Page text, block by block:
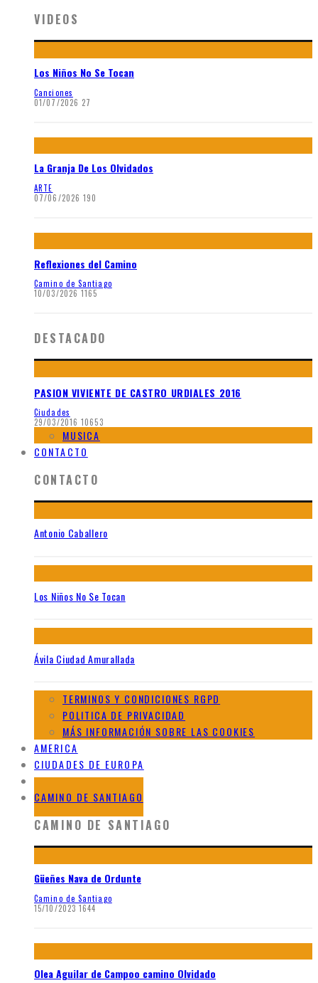
VIDEOS
Los Niños No Se Tocan
Canciones
01/07/2026 27
La Granja De Los Olvidados
ARTE
07/06/2026 190
Reflexiones del Camino
Camino de Santiago
10/03/2026 1165
DESTACADO
PASION VIVIENTE DE CASTRO URDIALES 2016
Ciudades
29/03/2016 10653
MUSICA
CONTACTO
CONTACTO
Antonio Caballero
Los Niños No Se Tocan
Ávila Ciudad Amurallada
TERMINOS Y CONDICIONES RGPD
POLITICA DE PRIVACIDAD
MÁS INFORMACIÓN SOBRE LAS COOKIES
AMERICA
CIUDADES DE EUROPA
GALERIAS DE AFRICA
CAMINO DE SANTIAGO
CAMINO DE SANTIAGO
Güeñes Nava de Ordunte
Camino de Santiago
15/10/2023 1644
Olea Aguilar de Campoo camino Olvidado